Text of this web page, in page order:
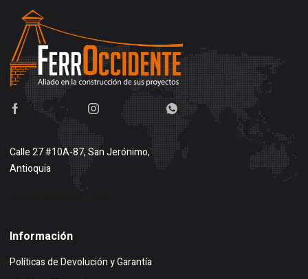
Calle 27 #10A-87, San Jerónimo,
Antioquia
Información
Políticas de Devolución y Garantía